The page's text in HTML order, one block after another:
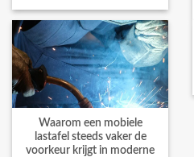
Waarom een mobiele
lastafel steeds vaker de
voorkeur krijgt in moderne